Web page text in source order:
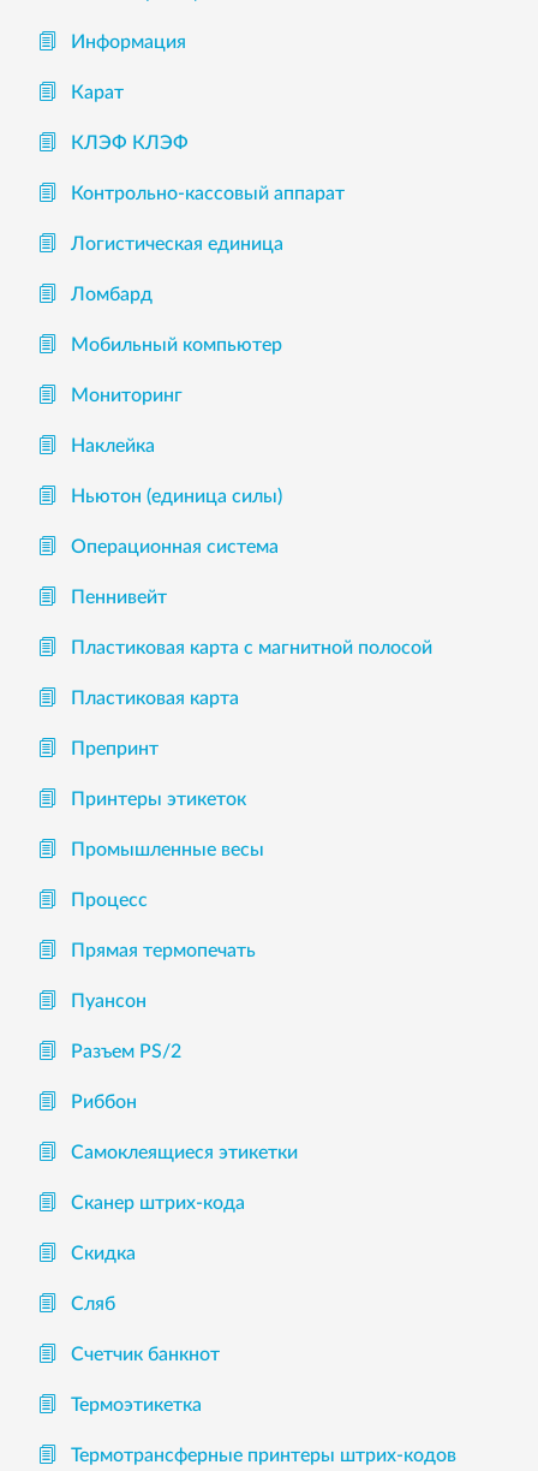
Информация
Карат
КЛЭФ КЛЭФ
Контрольно-кассовый аппарат
Логистическая единица
Ломбард
Мобильный компьютер
Мониторинг
Наклейка
Ньютон (единица силы)
Операционная система
Пеннивейт
Пластиковая карта с магнитной полосой
Пластиковая карта
Препринт
Принтеры этикеток
Промышленные весы
Процесс
Прямая термопечать
Пуансон
Разъем PS/2
Риббон
Самоклеящиеся этикетки
Сканер штрих-кода
Скидка
Сляб
Счетчик банкнот
Термоэтикетка
Термотрансферные принтеры штрих-кодов